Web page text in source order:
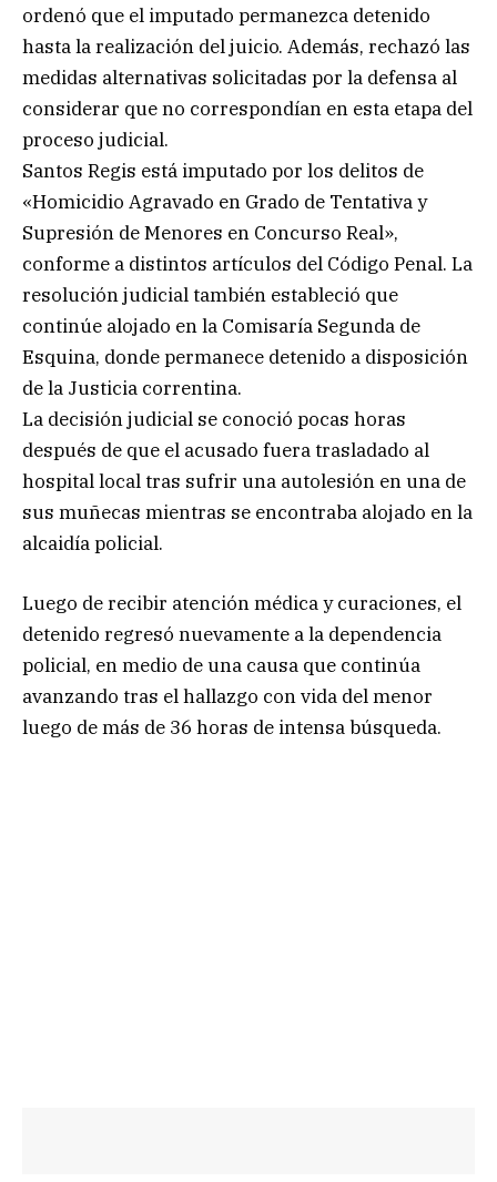
ordenó que el imputado permanezca detenido
hasta la realización del juicio. Además, rechazó las
medidas alternativas solicitadas por la defensa al
considerar que no correspondían en esta etapa del
proceso judicial.
Santos Regis está imputado por los delitos de
«Homicidio Agravado en Grado de Tentativa y
Supresión de Menores en Concurso Real»,
conforme a distintos artículos del Código Penal. La
resolución judicial también estableció que
continúe alojado en la Comisaría Segunda de
Esquina, donde permanece detenido a disposición
de la Justicia correntina.
La decisión judicial se conoció pocas horas
después de que el acusado fuera trasladado al
hospital local tras sufrir una autolesión en una de
sus muñecas mientras se encontraba alojado en la
alcaidía policial.
Luego de recibir atención médica y curaciones, el
detenido regresó nuevamente a la dependencia
policial, en medio de una causa que continúa
avanzando tras el hallazgo con vida del menor
luego de más de 36 horas de intensa búsqueda.